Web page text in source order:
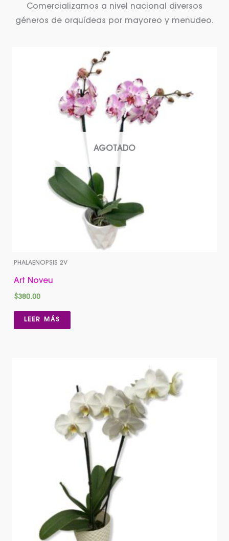
Comercializamos a nivel nacional diversos
géneros de orquídeas por mayoreo y menudeo.
AGOTADO
PHALAENOPSIS 2V
Art Noveu
$380.00
LEER MÁS